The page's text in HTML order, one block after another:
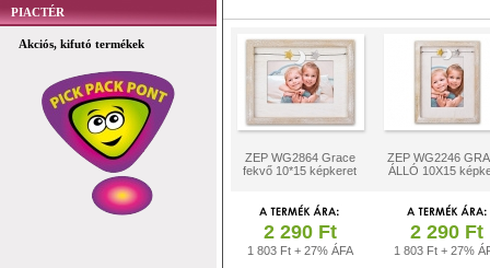
PIACTÉR
Akciós, kifutó termékek
ZEP WG2864 Grace
fekvő 10*15 képkeret
ZEP WG2246
ÁLLÓ 10X15
2 290 Ft
1 803 Ft + 27% ÁFA
2 290 Ft
1 803 Ft + 27%